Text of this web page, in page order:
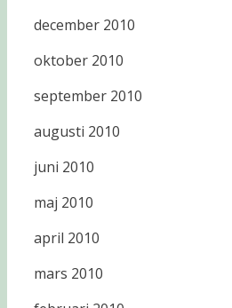
december 2010
oktober 2010
september 2010
augusti 2010
juni 2010
maj 2010
april 2010
mars 2010